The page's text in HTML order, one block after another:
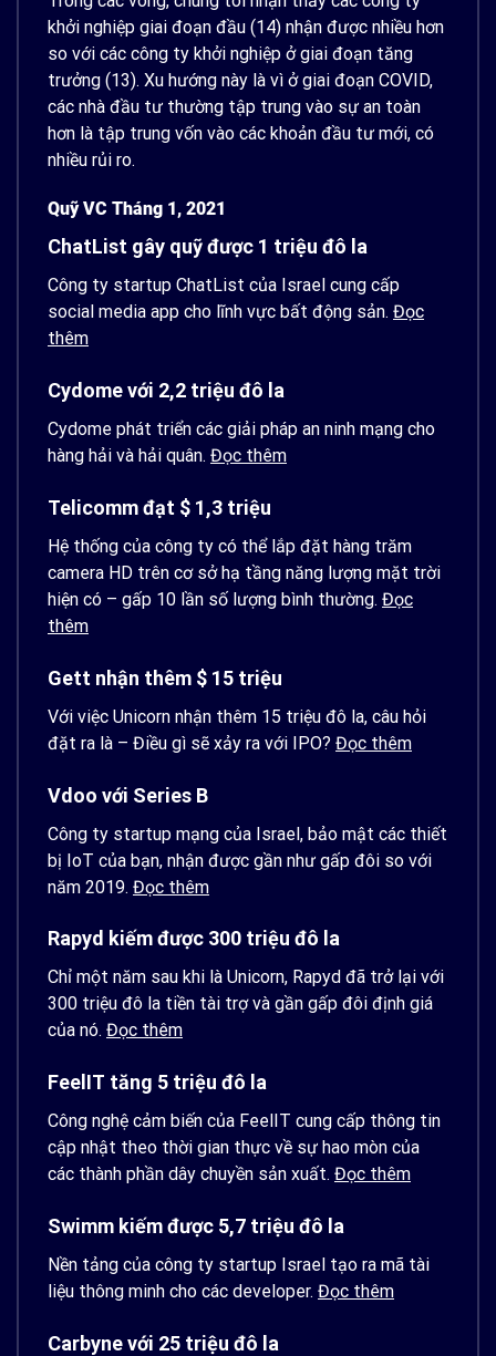
khởi nghiệp giai đoạn đầu (14) nhận được nhiều hơn
so ​​với các công ty khởi nghiệp ở giai đoạn tăng
trưởng (13). Xu hướng này là vì ở giai đoạn COVID,
các nhà đầu tư thường tập trung vào sự an toàn
hơn là tập trung vốn vào các khoản đầu tư mới, có
nhiều rủi ro.
Quỹ VC Tháng 1, 2021
ChatList gây quỹ được 1 triệu đô la
Công ty startup ChatList của Israel cung cấp
social media app cho lĩnh vực bất động sản. Đọc
thêm
Cydome với 2,2 triệu đô la
Cydome phát triển các giải pháp an ninh mạng cho
hàng hải và hải quân. Đọc thêm
Telicomm đạt $ 1,3 triệu
Hệ thống của công ty có thể lắp đặt hàng trăm
camera HD trên cơ sở hạ tầng năng lượng mặt trời
hiện có – gấp 10 lần số lượng bình thường. Đọc
thêm
Gett nhận thêm $ 15 triệu
Với việc Unicorn nhận thêm 15 triệu đô la, câu hỏi
đặt ra là – Điều gì sẽ xảy ra với IPO? Đọc thêm
Vdoo với Series B
Công ty startup mạng của Israel, bảo mật các thiết
bị IoT của bạn, nhận được gần như gấp đôi so với
năm 2019. Đọc thêm
Rapyd kiếm được 300 triệu đô la
Chỉ một năm sau khi là Unicorn, Rapyd đã trở lại với
300 triệu đô la tiền tài trợ và gần gấp đôi định giá
của nó. Đọc thêm
FeelIT tăng 5 triệu đô la
Công nghệ cảm biến của FeelIT cung cấp thông tin
cập nhật theo thời gian thực về sự hao mòn của
các thành phần dây chuyền sản xuất. Đọc thêm
Swimm kiếm được 5,7 triệu đô la
Nền tảng của công ty startup Israel tạo ra mã tài
liệu thông minh cho các developer. Đọc thêm
Carbyne với 25 triệu đô la